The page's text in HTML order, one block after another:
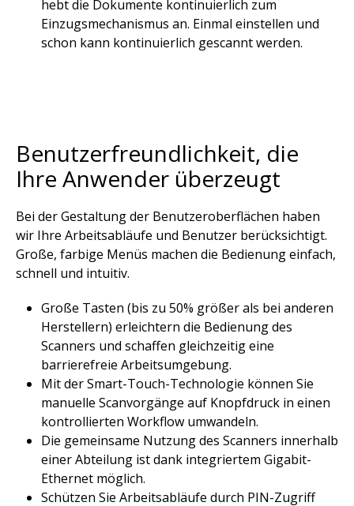
hebt die Dokumente kontinuierlich zum
Einzugsmechanismus an. Einmal einstellen und
schon kann kontinuierlich gescannt werden.
Benutzerfreundlichkeit, die
Ihre Anwender überzeugt​
Bei der Gestaltung der Benutzeroberflächen haben
wir Ihre Arbeitsabläufe und Benutzer berücksichtigt.
Große, farbige Menüs machen die Bedienung einfach,
schnell und intuitiv.​
Große Tasten (bis zu 50% größer als bei anderen
Herstellern) erleichtern die Bedienung des
Scanners und schaffen gleichzeitig eine
barrierefreie Arbeitsumgebung.
Mit der Smart-Touch-Technologie können Sie
manuelle Scanvorgänge auf Knopfdruck in einen
kontrollierten Workflow umwandeln.​
Die gemeinsame Nutzung des Scanners innerhalb
einer Abteilung ist dank integriertem Gigabit-
Ethernet möglich. ​
Schützen Sie Arbeitsabläufe durch PIN-Zugriff